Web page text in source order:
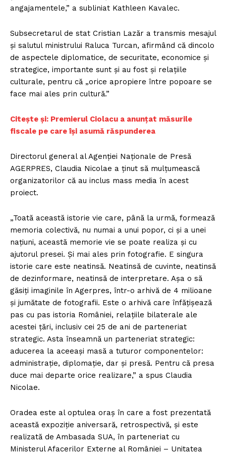
angajamentele,” a subliniat Kathleen Kavalec.
Subsecretarul de stat Cristian Lazăr a transmis mesajul
şi salutul ministrului Raluca Turcan, afirmând că dincolo
de aspectele diplomatice, de securitate, economice şi
strategice, importante sunt şi au fost şi relaţiile
culturale, pentru că „orice apropiere între popoare se
face mai ales prin cultură.”
Citește și: Premierul Ciolacu a anunțat măsurile
fiscale pe care își asumă răspunderea
Directorul general al Agenţiei Naţionale de Presă
AGERPRES, Claudia Nicolae a ţinut să mulţumească
organizatorilor că au inclus mass media în acest
proiect.
„Toată această istorie vie care, până la urmă, formează
memoria colectivă, nu numai a unui popor, ci şi a unei
naţiuni, această memorie vie se poate realiza şi cu
ajutorul presei. Şi mai ales prin fotografie. E singura
istorie care este neatinsă. Neatinsă de cuvinte, neatinsă
de dezinformare, neatinsă de interpretare. Aşa o să
găsiţi imaginile în Agerpres, într-o arhivă de 4 milioane
şi jumătate de fotografii. Este o arhivă care înfăţişează
pas cu pas istoria României, relaţiile bilaterale ale
acestei ţări, inclusiv cei 25 de ani de parteneriat
strategic. Asta înseamnă un parteneriat strategic:
aducerea la aceeaşi masă a tuturor componentelor:
administraţie, diplomaţie, dar şi presă. Pentru că presa
duce mai departe orice realizare,” a spus Claudia
Nicolae.
Oradea este al optulea oraş în care a fost prezentată
această expoziţie aniversară, retrospectivă, şi este
realizată de Ambasada SUA, în parteneriat cu
Ministerul Afacerilor Externe al României – Unitatea